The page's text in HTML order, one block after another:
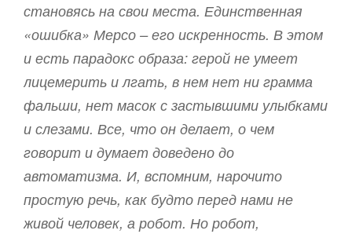
становясь на свои места. Единственная
«ошибка» Мерсо – его искренность. В этом
и есть парадокс образа: герой не умеет
лицемерить и лгать, в нем нет ни грамма
фальши, нет масок с застывшими улыбками
и слезами. Все, что он делает, о чем
говорит и думает доведено до
автоматизма. И, вспомним, нарочито
простую речь, как будто перед нами не
живой человек, а робот. Но робот,